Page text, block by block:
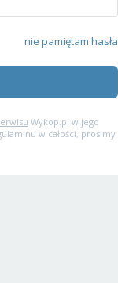
nie pamiętam hasła
Wykop.pl w jego
w całości, prosimy